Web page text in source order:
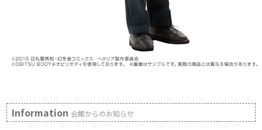
Information会館からのお知らせ